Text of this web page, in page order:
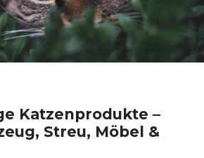
Katzenprodukte –
Streu, Möbel &